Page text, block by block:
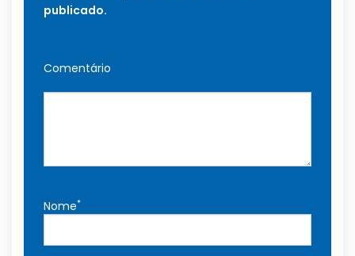
publicado.
Comentário
Nome*